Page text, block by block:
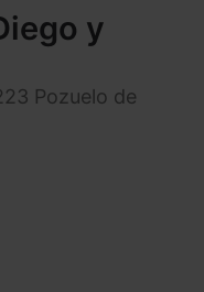
y
Pozuelo de